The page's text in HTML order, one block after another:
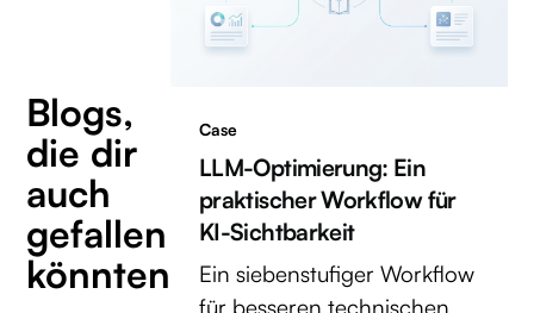
Blogs,
die dir
auch
gefallen
könnten
Case
LLM-Optimierung: Ein
praktischer Workflow für
KI-Sichtbarkeit
Ein siebenstufiger Workflow
für besseren technischen